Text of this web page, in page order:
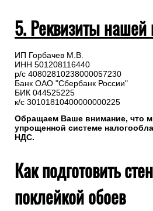
5. Реквизиты нашей
ИП Горбачев М.В.
ИНН 501208116440
р/с 40802810238000057230
Банк ОАО "Сбербанк России"
БИК 044525225
к/с 30101810400000000225
Обращаем Ваше внимание, что
упрощенной системе
НДС.
Как подготовить
поклейкой обоев